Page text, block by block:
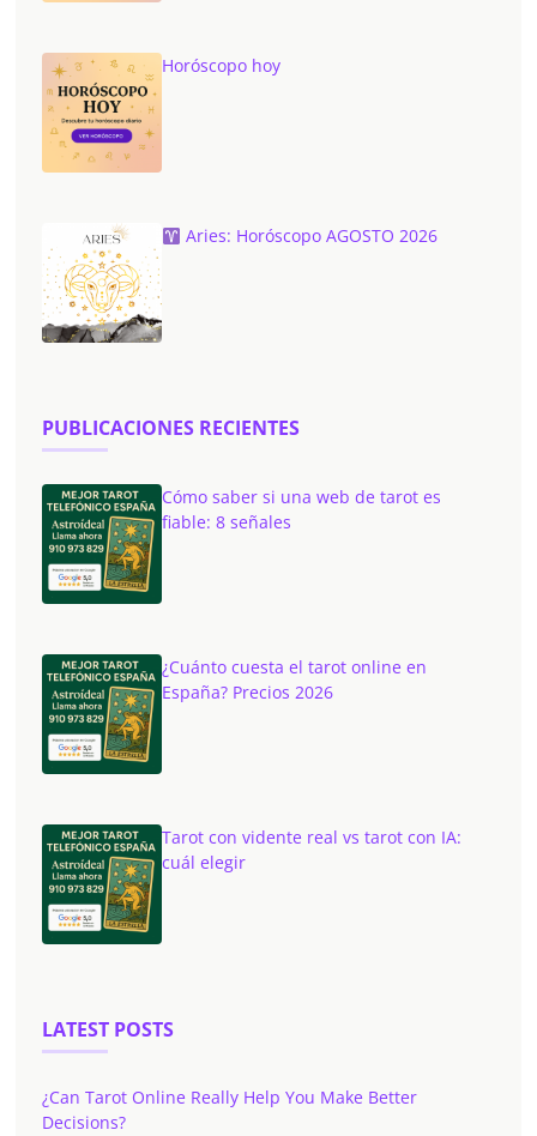
Horóscopo hoy
Aries: Horóscopo AGOSTO 2026
PUBLICACIONES RECIENTES
Cómo saber si una web de tarot es
fiable: 8 señales
¿Cuánto cuesta el tarot online en
España? Precios 2026
Tarot con vidente real vs tarot con IA:
cuál elegir
LATEST POSTS
¿Can Tarot Online Really Help You Make Better
Decisions?